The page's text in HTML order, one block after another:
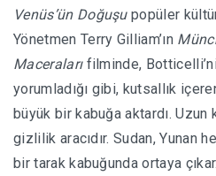
Venüs’ün Doğuşupopüler
Yönetmen Terry Gilliam’ın
Maceraları filminde,
yorumladığı gibi, kutsallık
büyük bir kabuğa aktardı. Uzun
gizlilik aracıdır. Sudan, Yunan
bir tarak kabuğunda ortaya